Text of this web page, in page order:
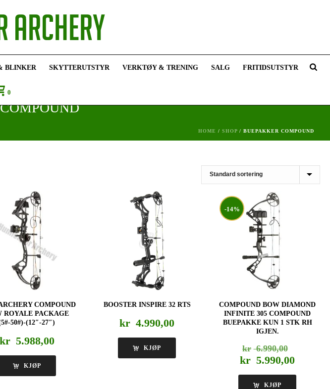
BLINKER SKYTTERUTSTYR VERKTØY & TRENING SALG FRITIDSUTSTYR
0
HOME / SHOP / BUEPAKKER COMPOUND
COMPOUND
ROYALE PACKAGE
50#)-(12″-27″)
kr 5.988,00
KJØP
BOOSTER INSPIRE 32 RTS
kr 4.990,00
KJØP
-14%
COMPOUND BOW DIAMOND
INFINITE 305 COMPOUND
BUEPAKKE KUN 1 STK RH
IGJEN.
kr 6.990,00
pris
kr 5.990,00
KJØP